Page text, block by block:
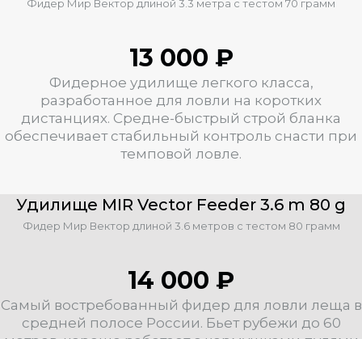
Фидер Мир Вектор длиной 3.3 метра с тестом 70 грамм
13 000 ₽
Фидерное удилище легкого класса,
разработанное для ловли на коротких
дистанциях. Средне-быстрый строй бланка
обеспечивает стабильный контроль снасти при
темповой ловле.
Удилище MIR Vector Feeder 3.6 m 80 g
Фидер Мир Вектор длиной 3.6 метров с тестом 80 грамм
14 000 ₽
Самый востребованный фидер для ловли леща в
средней полосе России. Бьет рубежи до 60